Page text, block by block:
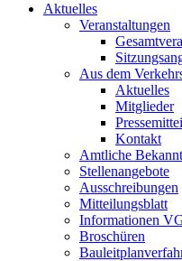
Aktuelles
Veranstaltungen
Aus dem
Aktuelles
Mitglieder
Kontakt
Amtliche
Stellenangebote
Ausschreibungen
Mitteilungsblatt
Informationen
Broschüren